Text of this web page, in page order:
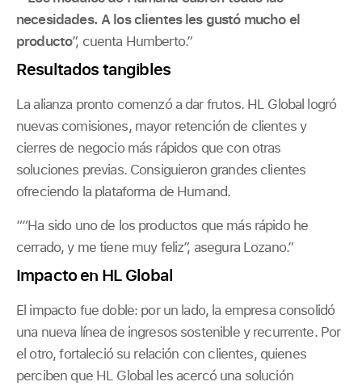
necesidades. A los clientes les gustó mucho el
producto”, cuenta Humberto.”
Resultados tangibles
La alianza pronto comenzó a dar frutos. HL Global logró
nuevas comisiones, mayor retención de clientes y
cierres de negocio más rápidos que con otras
soluciones previas. Consiguieron grandes clientes
ofreciendo la plataforma de Humand.
““Ha sido uno de los productos que más rápido he
cerrado, y me tiene muy feliz”, asegura Lozano.”
Impacto en HL Global
El impacto fue doble: por un lado, la empresa consolidó
una nueva línea de ingresos sostenible y recurrente. Por
el otro, fortaleció su relación con clientes, quienes
perciben que HL Global les acercó una solución